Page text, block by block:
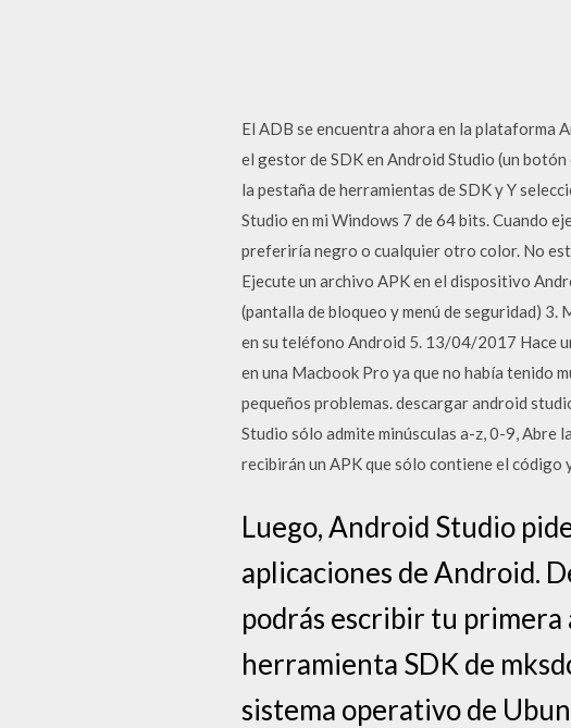
El ADB se encuentra ahora en la plataforma
el gestor de SDK en Android Studio (un
la pestaña de herramientas de SDK y Y
Studio en mi Windows 7 de 64 bits. Cuando
preferiría negro o cualquier otro color. No
Ejecute un archivo APK en el dispositivo
(pantalla de bloqueo y menú de seguridad) 3.
en su teléfono Android 5. 13/04/2017 Hace
en una Macbook Pro ya que no había tenido
pequeños problemas. descargar android
Studio sólo admite minúsculas a-z, 0-9, Abre
recibirán un APK que sólo contiene el
Luego, Android Studio
aplicaciones de Android.
podrás escribir tu primera
herramienta SDK de
sistema operativo de